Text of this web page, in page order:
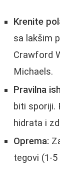
Krenite
sa lakšim
Crawford
Michaels.
Pravilna
biti sporiji.
hidrata i
Oprema:
tegovi (1-